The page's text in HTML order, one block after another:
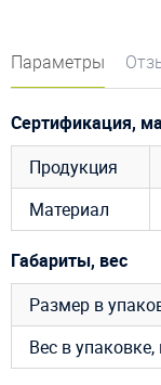
Параметры
Сертификация,
Продукция
Материал
Габариты, вес
Размер в
Вес в упаковке,